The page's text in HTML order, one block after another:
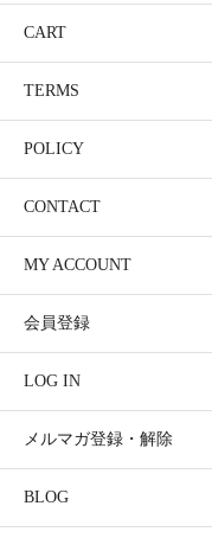
CART
TERMS
POLICY
CONTACT
MY ACCOUNT
会員登録
LOG IN
メルマガ登録・解除
BLOG